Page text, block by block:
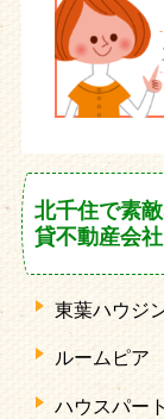
北千住で素
貸不動産会社
東葉ハウジ
ルームピア
ハウスパー